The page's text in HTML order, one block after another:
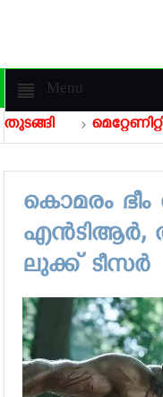
Menu
കൊമരം
എന്‍ടിആര്‍,
ലുക്ക് ടീസര്‍